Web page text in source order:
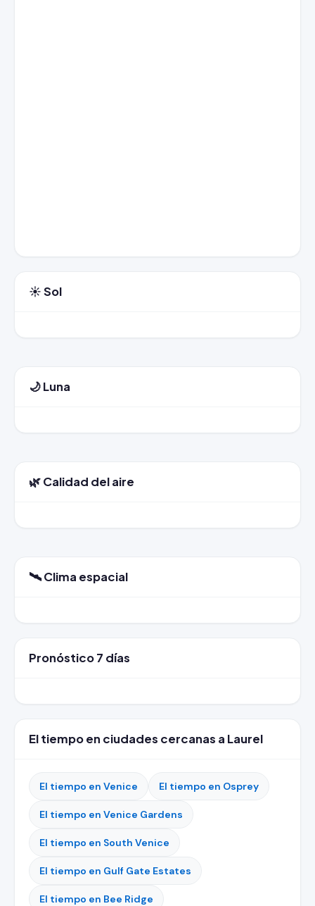
☀️ Sol
🌙 Luna
🌿 Calidad del aire
🛰️ Clima espacial
Pronóstico 7 días
El tiempo en ciudades cercanas a Laurel
El tiempo en Venice El tiempo en Osprey
El tiempo en Venice Gardens
El tiempo en South Venice
El tiempo en Gulf Gate Estates
El tiempo en Bee Ridge